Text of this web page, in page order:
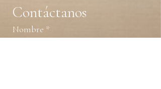
Contáctanos
Nombre *